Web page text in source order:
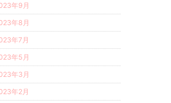
年9月
年8月
年7月
年5月
年3月
年2月